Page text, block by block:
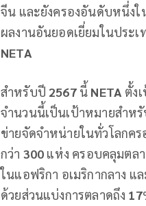
จีน และยังครองอันดับหนึ่ง
ผลงานอันยอดเยี่ยมในประ
NETA
สำหรับปี 2567นี้ NETA ตั้ง
จำนวนนี้เป็นเป้าหมายสําห
ข่ายจัดจำหน่ายในทั่วโลกค
กว่า 300 แห่ง ครอบคลุมตล
ในแอฟริกา อเมริกากลาง แ
ด้วยส่วนแบ่งการตลาดถึง 17